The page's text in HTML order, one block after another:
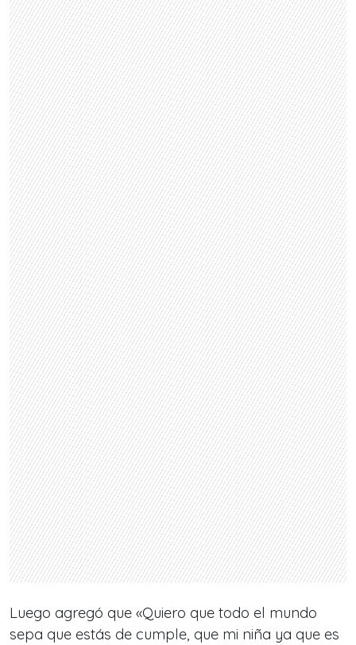
Luego agregó que «Quiero que todo el mundo
sepa que estás de cumple, que mi niña ya que es